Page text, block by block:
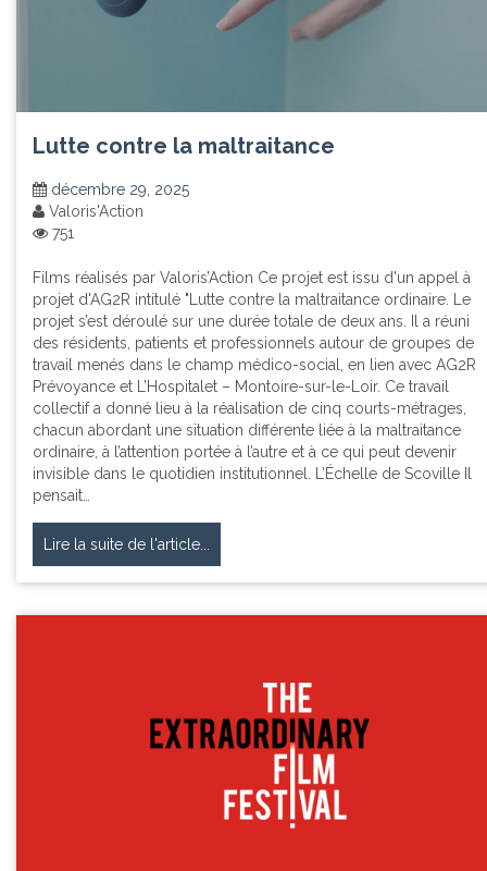
Lutte contre la maltraitance
décembre 29, 2025
Valoris'Action
751
Films réalisés par Valoris’Action Ce projet est issu d'un appel à
projet d'AG2R intitulé "Lutte contre la maltraitance ordinaire. Le
projet s’est déroulé sur une durée totale de deux ans. Il a réuni
des résidents, patients et professionnels autour de groupes de
travail menés dans le champ médico-social, en lien avec AG2R
Prévoyance et L’Hospitalet – Montoire-sur-le-Loir. Ce travail
collectif a donné lieu à la réalisation de cinq courts-métrages,
chacun abordant une situation différente liée à la maltraitance
ordinaire, à l’attention portée à l’autre et à ce qui peut devenir
invisible dans le quotidien institutionnel. L’Échelle de Scoville Il
pensait…
Lire la suite de l'article...